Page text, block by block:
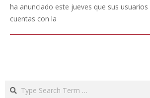
ha anunciado este jueves que sus
cuentas con la
Search